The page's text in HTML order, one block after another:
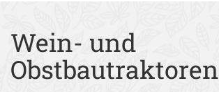
Wein- und
Obstbautraktoren